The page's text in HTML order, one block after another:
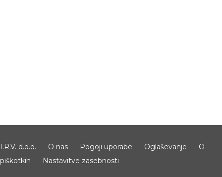
I.R.V. d.o.o. O nas Pogoji uporabe Oglaševanje
O
piškotkih
Nastavitve zasebnosti